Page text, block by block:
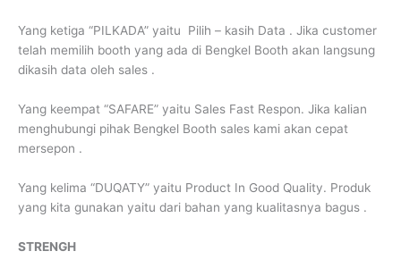
Yang ketiga “PILKADA” yaitu Pilih – kasih Data . Jika customer
telah memilih booth yang ada di Bengkel Booth akan langsung
dikasih data oleh sales .
Yang keempat “SAFARE” yaitu Sales Fast Respon. Jika kalian
menghubungi pihak Bengkel Booth sales kami akan cepat
mersepon .
Yang kelima “DUQATY” yaitu Product In Good Quality. Produk
yang kita gunakan yaitu dari bahan yang kualitasnya bagus .
STRENGH